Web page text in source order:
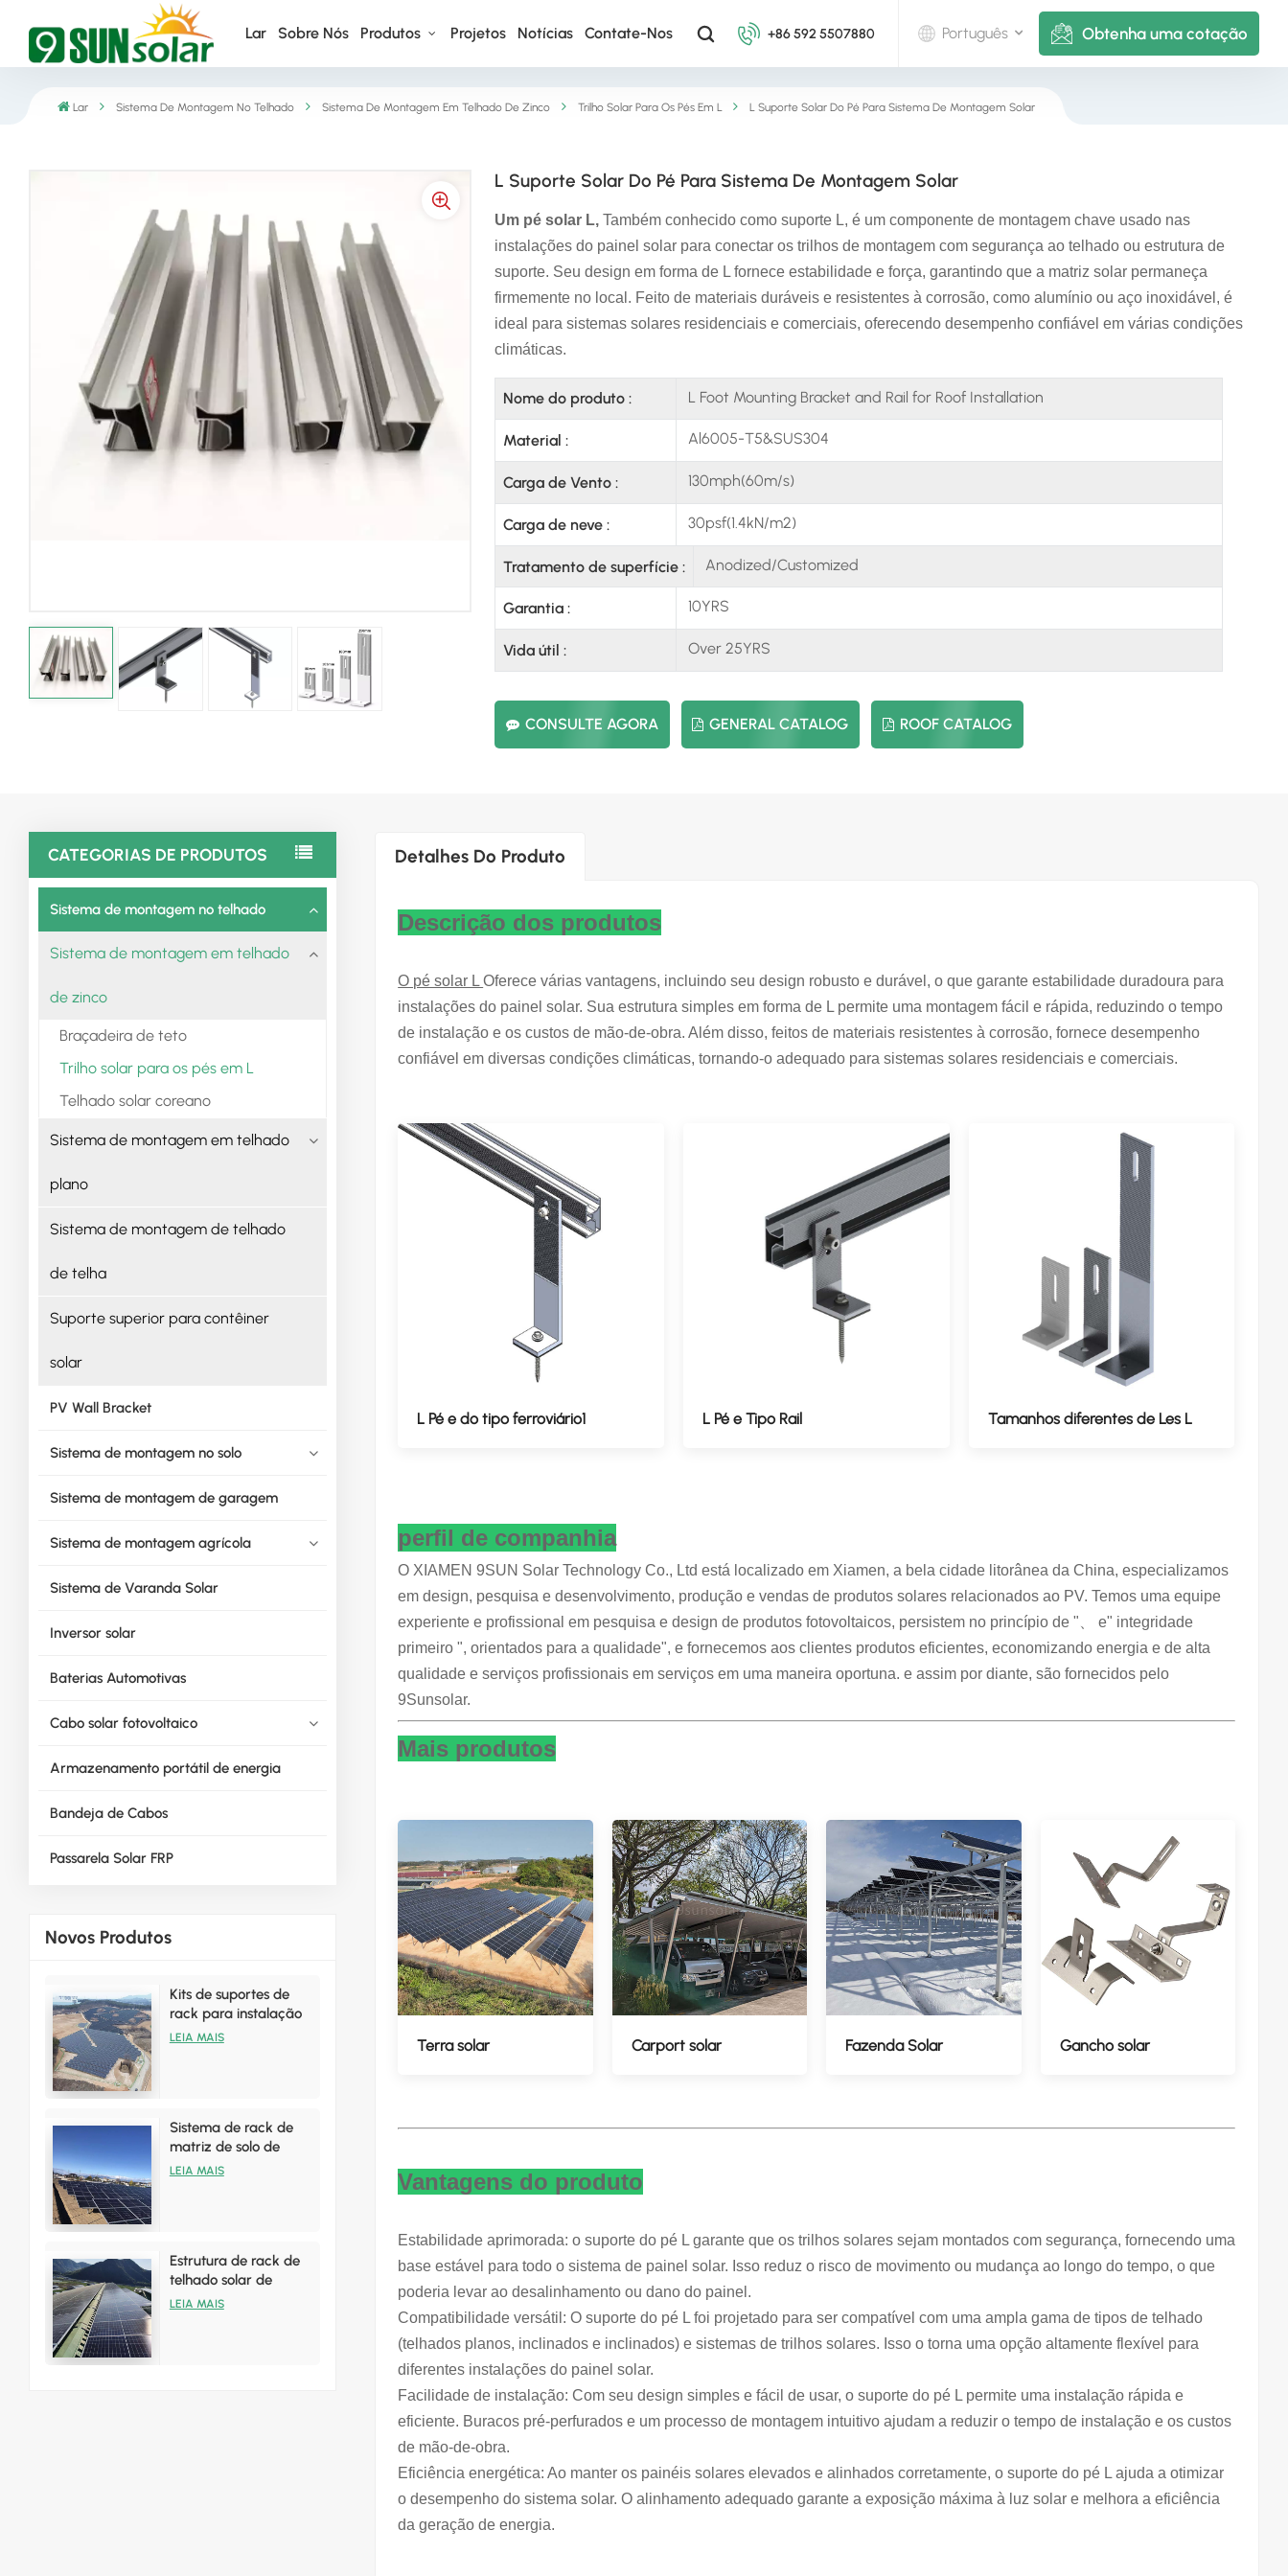
Lar Sobre Nós Produtos Projetos Notícias Contate-Nos +86 592 5507880 Português
English
italiano
español
português
Nederlands
العربية
日本語
한국의
Obtenha uma cotação
Lar Sistema De Montagem No Telhado Sistema De Montagem Em Telhado De Zinco Trilho Solar Para Os Pés Em L L Suporte Solar Do Pé Para Sistema De Montagem Solar
L Suporte Solar Do Pé Para Sistema De Montagem Solar
Um pé solar L,Também conhecido como suporte L, é um componente de montagem chave usado nas
instalações do painel solar para conectar os trilhos de montagem com segurança ao telhado ou estrutura de
suporte. Seu design em forma de L fornece estabilidade e força, garantindo que a matriz solar permaneça
firmemente no local. Feito de materiais duráveis e resistentes à corrosão, como alumínio ou aço inoxidável, é
ideal para sistemas solares residenciais e comerciais, oferecendo desempenho confiável em várias condições
climáticas.
Nome do produto : L Foot Mounting Bracket and Rail for Roof Installation
Material : Al6005-T5&SUS304
Carga de Vento : 130mph(60m/s)
Carga de neve : 30psf(1.4kN/m2)
Tratamento de superfície : Anodized/Customized
Garantia : 10YRS
Vida útil : Over 25YRS
CONSULTE AGORA GENERAL CATALOG ROOF CATALOG
CATEGORIAS DE PRODUTOS
Sistema de montagem no telhado
Sistema de montagem em telhado
de zinco
Braçadeira de teto
Trilho solar para os pés em L
Telhado solar coreano
Sistema de montagem em telhado
plano
Sistema de montagem de telhado
de telha
Suporte superior para contêiner
solar
PV Wall Bracket
Sistema de montagem no solo
Sistema de montagem de garagem
Sistema de montagem agrícola
Sistema de Varanda Solar
Inversor solar
Baterias Automotivas
Cabo solar fotovoltaico
Armazenamento portátil de energia
Bandeja de Cabos
Passarela Solar FRP
Novos Produtos
Kits de suportes de
rack para instalação
solar terrestre de
LEIA MAIS
Sistema de rack de
matriz de solo de
painéis solares de
LEIA MAIS
Estrutura de rack de
telhado solar de
alumínio para
LEIA MAIS
Detalhes Do Produto
Descrição dos produtos
O pé solar LOferece várias vantagens, incluindo seu design robusto e durável, o que garante estabilidade duradoura para
instalações do painel solar. Sua estrutura simples em forma de L permite uma montagem fácil e rápida, reduzindo o tempo
de instalação e os custos de mão-de-obra. Além disso, feitos de materiais resistentes à corrosão, fornece desempenho
confiável em diversas condições climáticas, tornando-o adequado para sistemas solares residenciais e comerciais.
L Pé e do tipo ferroviário1 L Pé e Tipo Rail Tamanhos diferentes de Les L
perfil de companhia
O XIAMEN 9SUN Solar Technology Co., Ltd está localizado em Xiamen, a bela cidade litorânea da China, especializamos
em design, pesquisa e desenvolvimento, produção e vendas de produtos solares relacionados ao PV. Temos uma equipe
experiente e profissional em pesquisa e design de produtos fotovoltaicos, persistem no princípio de "、 e" integridade
primeiro ", orientados para a qualidade", e fornecemos aos clientes produtos eficientes, economizando energia e de alta
qualidade e serviços profissionais em serviços em uma maneira oportuna. e assim por diante, são fornecidos pelo
9Sunsolar.
Mais produtos
Terra solar Carport solar Fazenda Solar Gancho solar
Vantagens do produto
Estabilidade aprimorada: o suporte do pé L garante que os trilhos solares sejam montados com segurança, fornecendo uma
base estável para todo o sistema de painel solar. Isso reduz o risco de movimento ou mudança ao longo do tempo, o que
poderia levar ao desalinhamento ou dano do painel.
Compatibilidade versátil: O suporte do pé L foi projetado para ser compatível com uma ampla gama de tipos de telhado
(telhados planos, inclinados e inclinados) e sistemas de trilhos solares. Isso o torna uma opção altamente flexível para
diferentes instalações do painel solar.
Facilidade de instalação: Com seu design simples e fácil de usar, o suporte do pé L permite uma instalação rápida e
eficiente. Buracos pré-perfurados e um processo de montagem intuitivo ajudam a reduzir o tempo de instalação e os custos
de mão-de-obra.
Eficiência energética: Ao manter os painéis solares elevados e alinhados corretamente, o suporte do pé L ajuda a otimizar
o desempenho do sistema solar. O alinhamento adequado garante a exposição máxima à luz solar e melhora a eficiência
da geração de energia.